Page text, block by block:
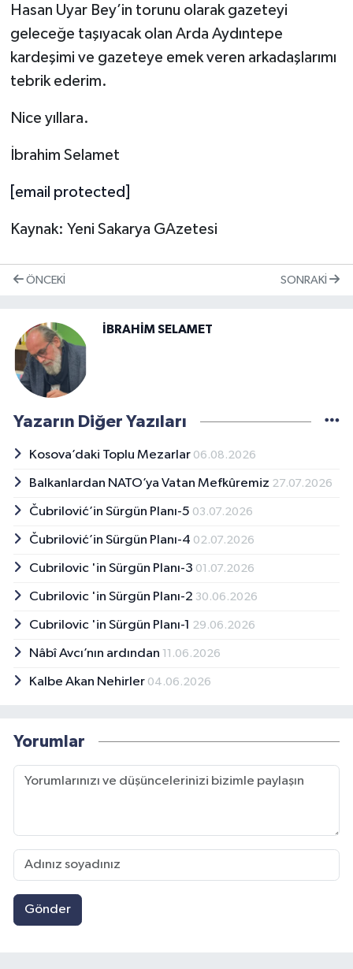
Hasan Uyar Bey’in torunu olarak gazeteyi
geleceğe taşıyacak olan Arda Aydıntepe
kardeşimi ve gazeteye emek veren arkadaşlarımı
tebrik ederim.
Nice yıllara.
İbrahim Selamet
[email protected]
Kaynak: Yeni Sakarya GAzetesi
ÖNCEKI SONRAKI
İBRAHİM SELAMET
Yazarın Diğer Yazıları
Kosova’daki Toplu Mezarlar 06.08.2026
Balkanlardan NATO’ya Vatan Mefkûremiz 27.07.2026
Čubrilović’in Sürgün Planı-5 03.07.2026
Čubrilović’in Sürgün Planı-4 02.07.2026
Cubrilovic 'in Sürgün Planı-3 01.07.2026
Cubrilovic 'in Sürgün Planı-2 30.06.2026
Cubrilovic 'in Sürgün Planı-1 29.06.2026
Nâbî Avcı’nın ardından 11.06.2026
Kalbe Akan Nehirler 04.06.2026
Yorumlar
Gönder